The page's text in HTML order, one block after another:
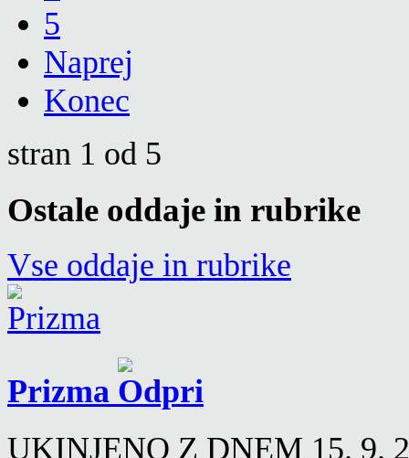
5
Naprej
Konec
stran 1 od 5
Ostale oddaje in rubrike
Vse oddaje in rubrike
Prizma
UKINJENO Z DNEM 15. 9.